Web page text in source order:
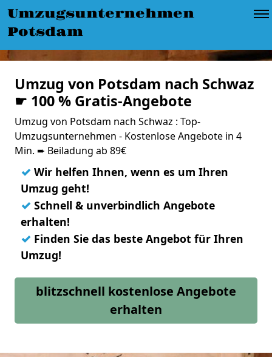
Umzugsunternehmen
Potsdam
Umzug von Potsdam nach Schwaz
☛ 100 % Gratis-Angebote
Umzug von Potsdam nach Schwaz : Top-
Umzugsunternehmen - Kostenlose Angebote in 4
Min. ➨ Beiladung ab 89€
✓ Wir helfen Ihnen, wenn es um Ihren
Umzug geht!
✓ Schnell & unverbindlich Angebote
erhalten!
✓ Finden Sie das beste Angebot für Ihren
Umzug!
blitzschnell kostenlose Angebote
erhalten